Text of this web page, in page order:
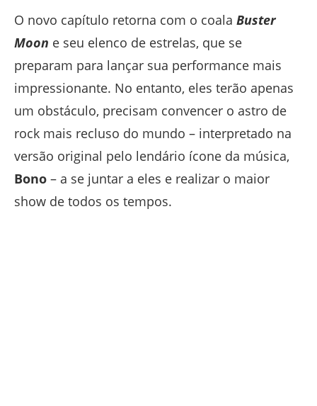
O novo capítulo retorna com o coala Buster
Moon e seu elenco de estrelas, que se
preparam para lançar sua performance mais
impressionante. No entanto, eles terão apenas
um obstáculo, precisam convencer o astro de
rock mais recluso do mundo – interpretado na
versão original pelo lendário ícone da música,
Bono – a se juntar a eles e realizar o maior
show de todos os tempos.